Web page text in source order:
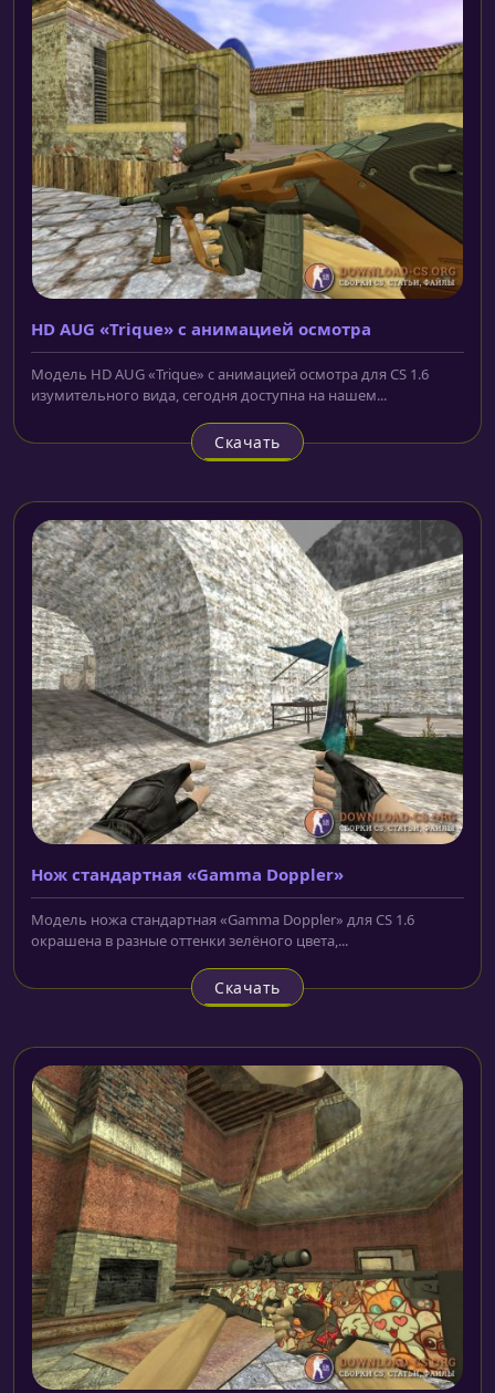
HD AUG «Trique» с анимацией осмотра
Модель HD AUG «Trique» с анимацией осмотра для CS 1.6
изумительного вида, сегодня доступна на нашем...
Скачать
Нож стандартная «Gamma Doppler»
Модель ножа стандартная «Gamma Doppler» для CS 1.6
окрашена в разные оттенки зелёного цвета,...
Скачать